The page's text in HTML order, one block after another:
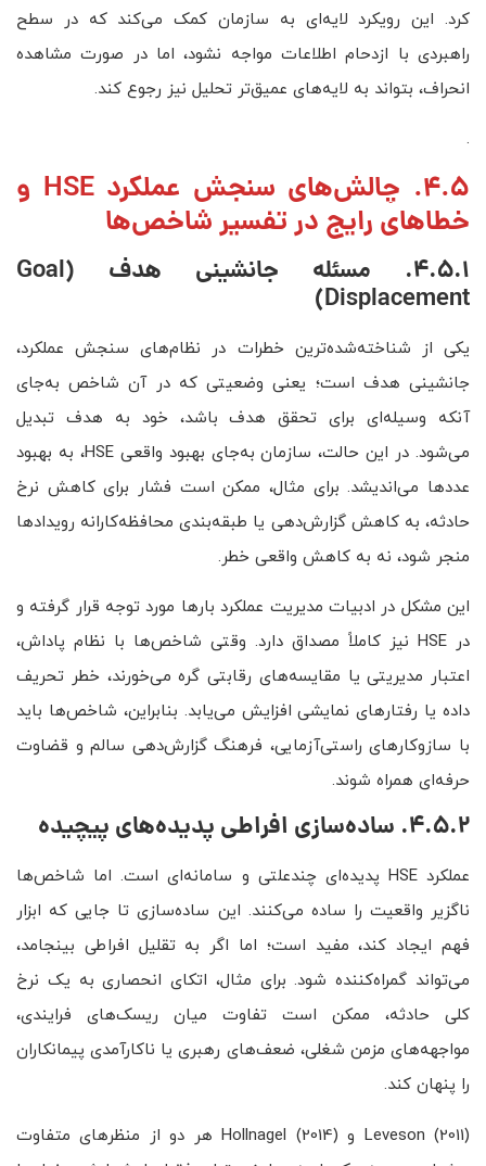
کرد. این رویکرد لایه‌ای به سازمان کمک می‌کند که در سطح
راهبردی با ازدحام اطلاعات مواجه نشود، اما در صورت مشاهده
انحراف، بتواند به لایه‌های عمیق‌تر تحلیل نیز رجوع کند.
.
4.5. چالش‌های سنجش عملکرد HSE و
خطاهای رایج در تفسیر شاخص‌ها
4.5.1. مسئله جانشینی هدف ( Goal
Displacement
)
یکی از شناخته‌شده‌ترین خطرات در نظام‌های سنجش عملکرد،
جانشینی هدف است؛ یعنی وضعیتی که در آن شاخص به‌جای
آنکه وسیله‌ای برای تحقق هدف باشد، خود به هدف تبدیل
می‌شود. در این حالت، سازمان به‌جای بهبود واقعی HSE، به بهبود
عددها می‌اندیشد. برای مثال، ممکن است فشار برای کاهش نرخ
حادثه، به کاهش گزارش‌دهی یا طبقه‌بندی محافظه‌کارانه رویدادها
منجر شود، نه به کاهش واقعی خطر.
این مشکل در ادبیات مدیریت عملکرد بارها مورد توجه قرار گرفته و
در HSE نیز کاملاً مصداق دارد. وقتی شاخص‌ها با نظام پاداش،
اعتبار مدیریتی یا مقایسه‌های رقابتی گره می‌خورند، خطر تحریف
داده یا رفتارهای نمایشی افزایش می‌یابد. بنابراین، شاخص‌ها باید
با سازوکارهای راستی‌آزمایی، فرهنگ گزارش‌دهی سالم و قضاوت
حرفه‌ای همراه شوند.
4.5.2. ساده‌سازی افراطی پدیده‌های پیچیده
عملکرد HSE پدیده‌ای چندعلتی و سامانه‌ای است. اما شاخص‌ها
ناگزیر واقعیت را ساده می‌کنند. این ساده‌سازی تا جایی که ابزار
فهم ایجاد کند، مفید است؛ اما اگر به تقلیل افراطی بینجامد،
می‌تواند گمراه‌کننده شود. برای مثال، اتکای انحصاری به یک نرخ
کلی حادثه، ممکن است تفاوت میان ریسک‌های فرایندی،
مواجهه‌های مزمن شغلی، ضعف‌های رهبری یا ناکارآمدی پیمانکاران
را پنهان کند.
Leveson (2011) و Hollnagel (2014) هر دو از منظرهای متفاوت